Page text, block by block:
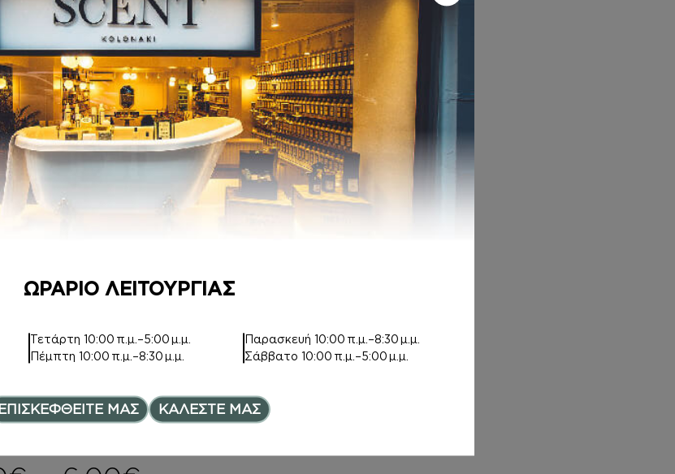
ROSE
ΑΡΩΜΑΤΑ
Inspired by ROSE
PRICK
8,00€ –
ΑΦΡΟΛΟΥΤΡΑ
Inspired by ROSE
ΩΡΑΡΙΟ ΛΕΙΤΟΥΡΓΙΑΣ
Τετάρτη10:00 π.μ.–5:00 μ.μ.
Πέμπτη10:00 π.μ.–8:30 μ.μ.
Παρασκευή 10:00 π.μ.–8:30 μ.μ.
Σάββατο 10:00 π.μ.–5:00 μ.μ.
ΕΠΙΣΚΕΦΘΕΙΤΕ ΜΑΣ ΚΑΛΕΣΤΕ ΜΑΣ